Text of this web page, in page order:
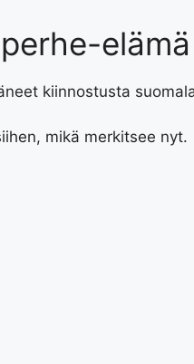
elämä
kiinnostusta
mikä merkitsee nyt.